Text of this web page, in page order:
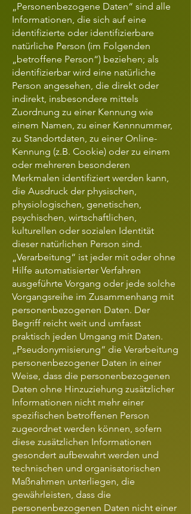
„Personenbezogene Daten“ sind alle
Informationen, die sich auf eine
identifizierte oder identifizierbare
natürliche Person (im Folgenden
„betroffene Person“) beziehen; als
identifizierbar wird eine natürliche
Person angesehen, die direkt oder
indirekt, insbesondere mittels
Zuordnung zu einer Kennung wie
einem Namen, zu einer Kennnummer,
zu Standortdaten, zu einer Online-
Kennung (z.B. Cookie) oder zu einem
oder mehreren besonderen
Merkmalen identifiziert werden kann,
die Ausdruck der physischen,
physiologischen, genetischen,
psychischen, wirtschaftlichen,
kulturellen oder sozialen Identität
dieser natürlichen Person sind.
„Verarbeitung“ ist jeder mit oder ohne
Hilfe automatisierter Verfahren
ausgeführte Vorgang oder jede solche
Vorgangsreihe im Zusammenhang mit
personenbezogenen Daten. Der
Begriff reicht weit und umfasst
praktisch jeden Umgang mit Daten.
„Pseudonymisierung“ die Verarbeitung
personenbezogener Daten in einer
Weise, dass die personenbezogenen
Daten ohne Hinzuziehung zusätzlicher
Informationen nicht mehr einer
spezifischen betroffenen Person
zugeordnet werden können, sofern
diese zusätzlichen Informationen
gesondert aufbewahrt werden und
technischen und organisatorischen
Maßnahmen unterliegen, die
gewährleisten, dass die
personenbezogenen Daten nicht einer